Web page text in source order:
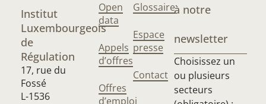
Institut
Luxembourgeois
de
Régulation
17, rue du
Fossé
L-1536
Open
data
Appels
d’offres
Offres
d’emploi
Glossaire
Espace
presse
Contact
à notre
newsletter
Choisissez un
ou plusieurs
secteurs